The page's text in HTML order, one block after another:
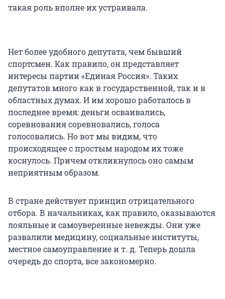
такая роль вполне их устраивала.
Нет более удобного депутата, чем бывший
спортсмен. Как правило, он представляет
интересы партии «Единая Россия». Таких
депутатов много как в государственной, так и в
областных думах. И им хорошо работалось в
последнее время: деньги осваивались,
соревнования соревновались, голоса
голосовались. Но вот мы видим, что
происходящее с простым народом их тоже
коснулось. Причем откликнулось оно самым
неприятным образом.
В стране действует принцип отрицательного
отбора. В начальниках, как правило, оказываются
лояльные и самоуверенные невежды. Они уже
развалили медицину, социальные институты,
местное самоуправление и т. д. Теперь дошла
очередь до спорта, все закономерно.